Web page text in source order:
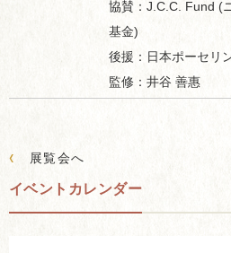
協賛：J.C.C. Fund (
基金)
後援：日本ポーセリ
監修：井谷 善惠
‹ 展覧会へ
イベントカレンダー